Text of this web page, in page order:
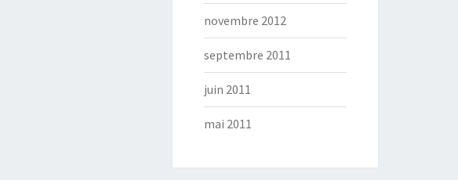
novembre 2012
septembre 2011
juin 2011
mai 2011